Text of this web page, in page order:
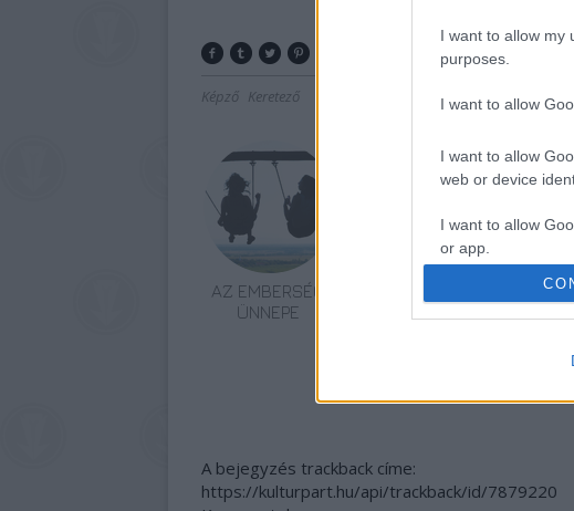
I want to allow my
purposes.
I want to allow
I want to allow
web or device
I want to allow
or app.
I want to allow
authentication
Képző Keretező
AZ EMBERSÉG
ÜNNEPE
TÁRSASÁGRA”
A bejegyzés trackback címe:
https://kulturpart.hu/api/trackback/id/7879220